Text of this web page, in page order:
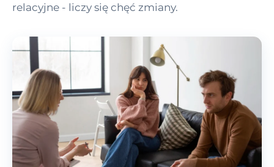
relacyjne - liczy się chęć zmiany.